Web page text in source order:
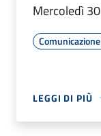
Mercoledì
LEGGI DI PIÙ